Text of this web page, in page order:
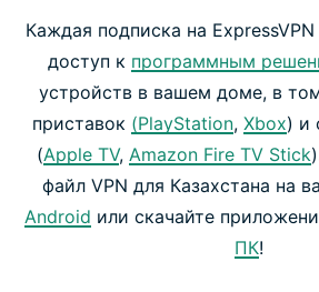
Каждая подписка на
доступ к программным
устройств в вашем доме, в
приставок (PlayStation, Xbox) и
(Apple TV, Amazon Fire TV Stick
файл VPN для Казахстана на
Android или скачайте
ПК!